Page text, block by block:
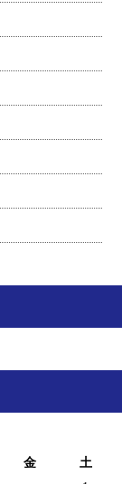
金
土